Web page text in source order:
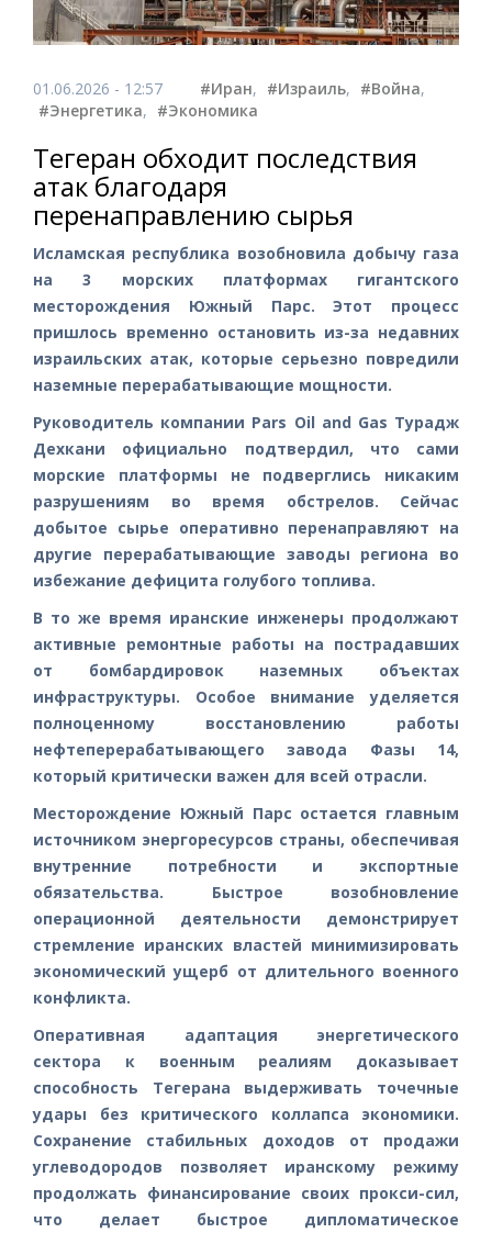
01.06.2026 - 12:57 #Иран, #Израиль, #Война,
#Энергетика, #Экономика
Тегеран обходит последствия
атак благодаря
перенаправлению сырья
Исламская республика возобновила добычу газа
на 3 морских платформах гигантского
месторождения Южный Парс. Этот процесс
пришлось временно остановить из-за недавних
израильских атак, которые серьезно повредили
наземные перерабатывающие мощности.
Руководитель компании Pars Oil and Gas Турадж
Дехкани официально подтвердил, что сами
морские платформы не подверглись никаким
разрушениям во время обстрелов. Сейчас
добытое сырье оперативно перенаправляют на
другие перерабатывающие заводы региона во
избежание дефицита голубого топлива.
В то же время иранские инженеры продолжают
активные ремонтные работы на пострадавших
от бомбардировок наземных объектах
инфраструктуры. Особое внимание уделяется
полноценному восстановлению работы
нефтеперерабатывающего завода Фазы 14,
который критически важен для всей отрасли.
Месторождение Южный Парс остается главным
источником энергоресурсов страны, обеспечивая
внутренние потребности и экспортные
обязательства. Быстрое возобновление
операционной деятельности демонстрирует
стремление иранских властей минимизировать
экономический ущерб от длительного военного
конфликта.
Оперативная адаптация энергетического
сектора к военным реалиям доказывает
способность Тегерана выдерживать точечные
удары без критического коллапса экономики.
Сохранение стабильных доходов от продажи
углеводородов позволяет иранскому режиму
продолжать финансирование своих прокси-сил,
что делает быстрое дипломатическое